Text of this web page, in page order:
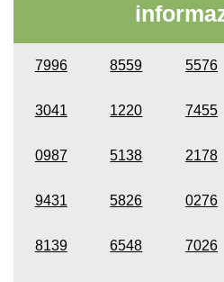
7996 8559 5576
3041 1220 7455
0987 5138 2178
9431 5826 0276
8139 6548 7026